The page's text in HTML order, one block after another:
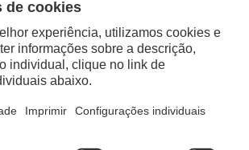
Instagram